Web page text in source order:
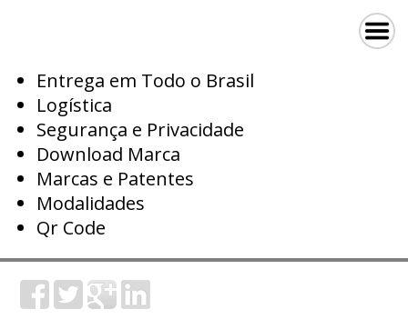
Entrega em Todo o Brasil
Logística
Segurança e Privacidade
Download Marca
Marcas e Patentes
Modalidades
Qr Code